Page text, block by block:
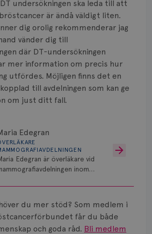
undersökningen ska leda till att
är ändå väldigt liten.
dig orolig rekommenderar jag
vänder dig till
där DT-undersökningen
mer information om precis hur
utfördes. Möjligen finns det en
till avdelningen som kan ge
om just ditt fall.
Edegran
Edegran är överläkare vid
inom
du mer stöd? Som medlem i
får du både
och goda råd. Bli medlem